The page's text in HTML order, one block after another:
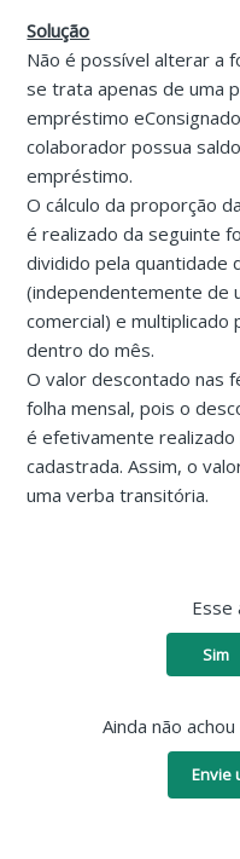
Solução
Não é possível alterar a
se trata apenas de uma
empréstimo
colaborador possua
empréstimo.
O cálculo da proporção
é realizado da seguinte
dividido pela quantidade
(independentemente de
comercial) e multiplicado
dentro do mês.
O valor descontado nas
folha mensal, pois o
é efetivamente realizado
cadastrada. Assim, o
uma verba transitória.
Esse
Sim
Ainda não
Envie